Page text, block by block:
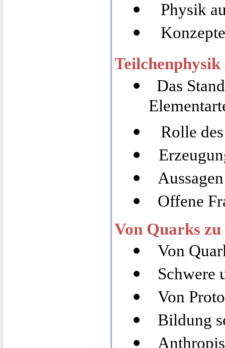
Physik
Teilchenphysik
Das
Rolle
Offene
Von Quarks
Von
Schwere
Von
Bildung